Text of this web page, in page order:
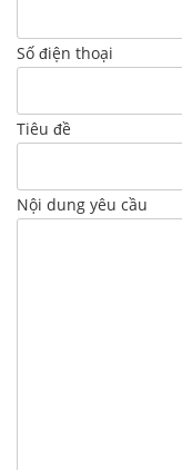
Số điện thoại
Tiêu đề
Nội dung yêu cầu